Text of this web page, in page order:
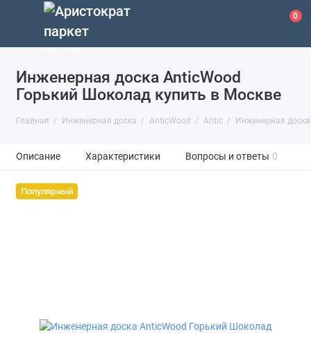
0
Инженерная доска AnticWood
Горький Шоколад купить в Москве
Главная Инженерная доска AnticWood Antic Инженерная
Описание Характеристики Вопросы и ответы 0
Популярный